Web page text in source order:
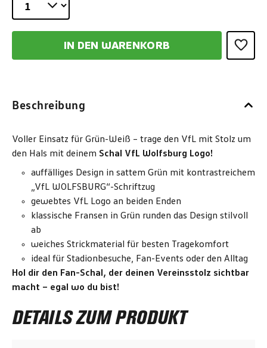
IN DEN WARENKORB
Beschreibung
Voller Einsatz für Grün-Weiß – trage den VfL mit Stolz um
den Hals mit deinem Schal VfL Wolfsburg Logo!
auffälliges Design in sattem Grün mit kontrastreichem
„VfL WOLFSBURG“-Schriftzug
gewebtes VfL Logo an beiden Enden
klassische Fransen in Grün runden das Design stilvoll
ab
weiches Strickmaterial für besten Tragekomfort
ideal für Stadionbesuche, Fan-Events oder den Alltag
Hol dir den Fan-Schal, der deinen Vereinsstolz sichtbar
macht – egal wo du bist!
DETAILS ZUM PRODUKT